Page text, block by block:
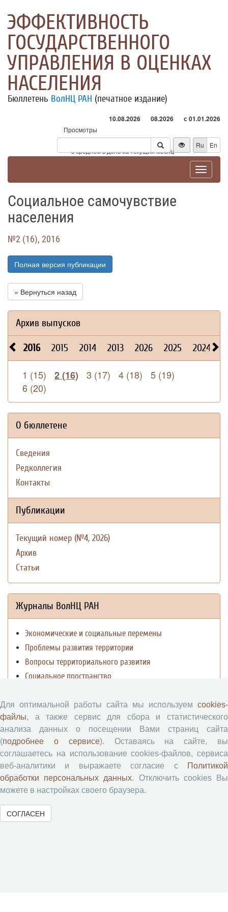
ЭФФЕКТИВНОСТЬ
ГОСУДАРСТВЕННОГО
УПРАВЛЕНИЯ В ОЦЕНКАХ
НАСЕЛЕНИЯ
Бюллетень ВолНЦ РАН (печатное издание)
10.08.2026 08.2026 с 01.01.2026
Просмотры
Посетители
* - в среднем в день за текущий месяц
Ru En
Toggle
Социальное самочувствие
населения
№2 (16), 2016
Полная версия публикации
« Вернуться назад
Архив выпусков
2016 2015 2014 2013 2026 2025 2024
1 (15) 2 (16) 3 (17) 4 (18)
5 (19)
6 (20)
О бюллетене
Сведения
Редколлегия
Контакты
Публикации
Текущий номер (№4, 2026)
Архив
Статьи
Журналы ВолНЦ РАН
Экономические и социальные перемены
Проблемы развития территории
Вопросы территориального развития
Социальное пространство
АгроЗооТехника
Для оптимальной работы сайта мы используем cookies-
файлы, а также сервис для сбора и статистического
анализа данных о посещении Вами страниц сайта
(подробнее о сервисе). Оставаясь на сайте, вы
соглашаетесь на использование cookies-файлов, сервиса
веб-аналитики и выражаете согласие с
Политикой
обработки персональных данных. Отключить cookies Вы
можете в настройках своего браузера.
СОГЛАСЕН
© 2000-2026 Вологодский научный центр Российской
академии наук